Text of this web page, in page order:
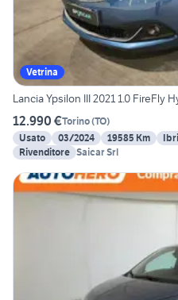
Vetrina
Lancia Ypsilon III 2021 1.0 FireFly
12.990 €Torino(TO)
Usato
03/2024 19585 Km
Rivenditore Saicar Srl